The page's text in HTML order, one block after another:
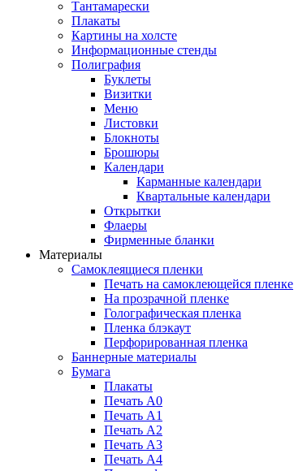
Тантамарески
Плакаты
Картины на холсте
Информационные стенды
Полиграфия
Буклеты
Визитки
Меню
Листовки
Блокноты
Брошюры
Календари
Карманные календари
Квартальные календари
Открытки
Флаеры
Фирменные бланки
Материалы
Самоклеящиеся пленки
Печать на самоклеющейся пленке
На прозрачной пленке
Голографическая пленка
Пленка блэкаут
Перфорированная пленка
Баннерные материалы
Бумага
Плакаты
Печать А0
Печать А1
Печать А2
Печать А3
Печать А4